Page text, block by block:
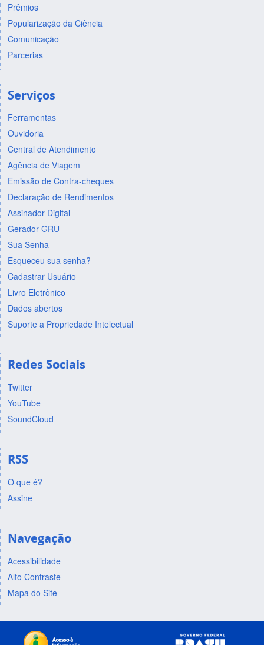
Prêmios
Popularização da Ciência
Comunicação
Parcerias
Serviços
Ferramentas
Ouvidoria
Central de Atendimento
Agência de Viagem
Emissão de Contra-cheques
Declaração de Rendimentos
Assinador Digital
Gerador GRU
Sua Senha
Esqueceu sua senha?
Cadastrar Usuário
Livro Eletrônico
Dados abertos
Suporte a Propriedade Intelectual
Redes Sociais
Twitter
YouTube
SoundCloud
RSS
O que é?
Assine
Navegação
Acessibilidade
Alto Contraste
Mapa do Site